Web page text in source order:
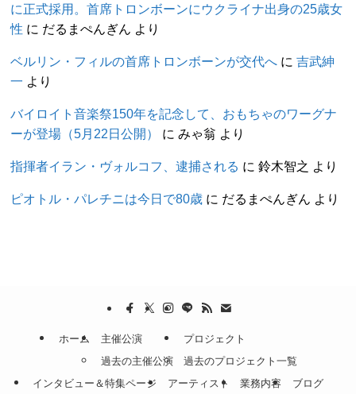
に正式採用。首席トロンボーンにウクライナ出身の25歳女
性 に だるまぺんぎん より
ベルリン・フィルの首席トロンボーンが交代へ に吉武紳
一 より
バイロイト音楽祭150年を記念して、おもちゃのワーグナ
ーが登場（5月22日公開）
にみゃ翁 より
指揮者イラン・ヴォルコフ、逮捕される に鈴木智之 より
ピオトル・パレチニは今日で80歳 に だるまぺんぎん より
ホーム
主催公演
過去の主催公演
プロジェクト
過去のプロジェクト一覧
インタビュー＆特集ページ
アーティスト 業務内容 ブログ